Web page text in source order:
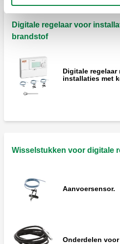
Digitale regelaar voor
brandstof
Digitale
installaties met
Wisselstukken voor digitale
Aanvoersensor.
Onderdelen voor